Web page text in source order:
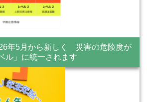
年5月から新しく 災害の危険度が
ル」に統一されます